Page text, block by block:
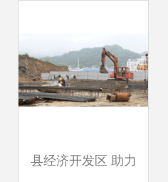
县经济开发区 助力